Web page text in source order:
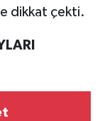
dikkat çekti.